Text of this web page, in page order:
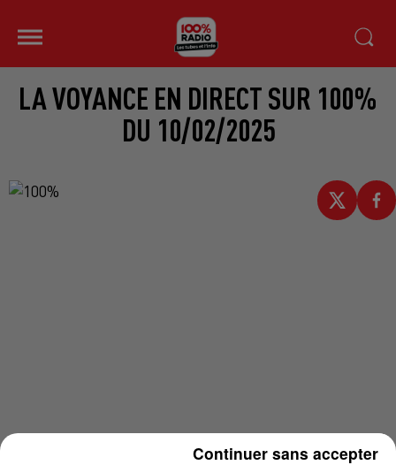
LA VOYANCE EN DIRECT SUR 100%
DU 10/02/2025
Continuer sans accepter